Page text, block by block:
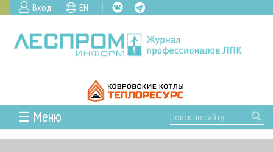
Вход EN
☰ Меню
ГЛАВНАЯ